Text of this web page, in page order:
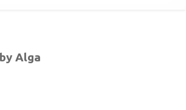
Alga